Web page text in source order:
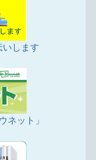
します
ネット」